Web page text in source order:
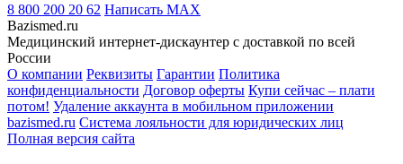
8 800 200 20 62 Написать MAX
Bazismed.ru
Медицинский интернет-дискаунтер с доставкой по всей
России
О компании Реквизиты Гарантии Политика
конфиденциальности Договор оферты Купи сейчас – плати
потом! Удаление аккаунта в мобильном приложении
bazismed.ru Система лояльности для юридических лиц
Полная версия сайта